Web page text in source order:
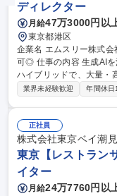
ディレクター
月給47万3000円以
東京都港区
企業名 エムスリー株式会社 求人名 【AI動画クリエイター】AIで動画制作を高速化！1日50本のPDCA
可◎ 仕事の内容 生成AIを活用し、動画制作のスピードと可能性を拡大させます。AIによる自動化と従来の制作の
ハイブリッドで、大量・
す。 AIエージェントに定型作業を任せ、「何を・なぜ作るか」の判断と企画に集中する新しい制作スタイルを担
た動画コンテンツ企画
規模の体制を構築し、仮説検証と改善を行います。 募
日50本のPDCAを回す/
業界未経験歓迎 年間休日
正社員
株式会社東京ベイ潮
東京【レストラン
イター
月給24万7760円以